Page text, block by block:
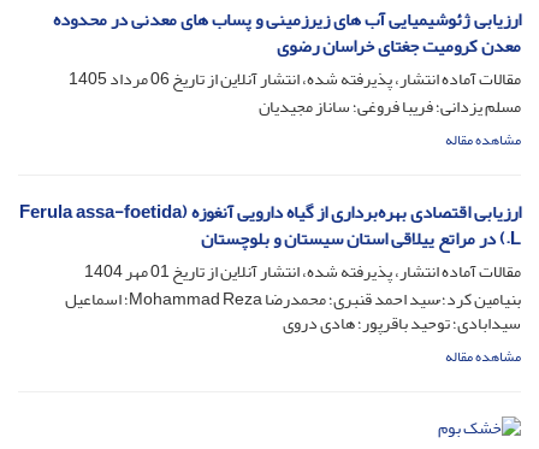
ارزیابی ژئوشیمیایی آب های زیرزمینی و پساب های معدنی در محدوده
معدن کرومیت جغتای خراسان رضوی
مقالات آماده انتشار، پذیرفته شده، انتشار آنلاین از تاریخ06 مرداد 1405
مسلم یزدانی؛ فریبا فروغی؛ ساناز مجیدیان
مشاهده مقاله
ارزیابی اقتصادی بهره‌برداری از گیاه دارویی آنغوزه (Ferula assa-foetida
L.) در مراتع ییلاقی استان سیستان و بلوچستان
مقالات آماده انتشار، پذیرفته شده، انتشار آنلاین از تاریخ01 مهر 1404
بنیامین کرد؛ ُسید احمد قنبری؛ محمدرضا Mohammad Reza؛ اسماعیل
سیدابادی؛ توحید باقرپور؛ هادی دروی
مشاهده مقاله